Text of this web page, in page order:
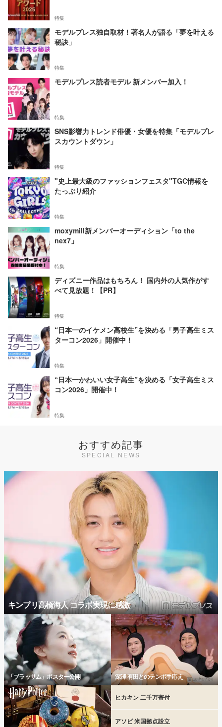
特集
モデルプレス独自取材！著名人が語る「夢を叶える
秘訣」
特集
モデルプレス読者モデル 新メンバー加入！
特集
SNS影響力トレンド俳優・女優を特集「モデルプレ
スカウントダウン」
特集
"史上最大級のファッションフェスタ"TGC情報を
たっぷり紹介
特集
moxymill新メンバーオーディション「to the
nex7」
特集
ディズニー作品はもちろん！ 国内外の人気作がす
べて見放題！【PR】
特集
“日本一のイケメン高校生”を決める「男子高生ミス
ターコン2026」開催中！
特集
“日本一かわいい女子高生”を決める「女子高生ミス
コン2026」開催中！
特集
おすすめ記事
SPECIAL NEWS
キンプリ高橋海人 コラボ実現に感激
「ブラッサム」ポスター公開 深澤 有田とのテンポ手応え
ヒカキン 二千万寄付
アソビ 米国拠点設立